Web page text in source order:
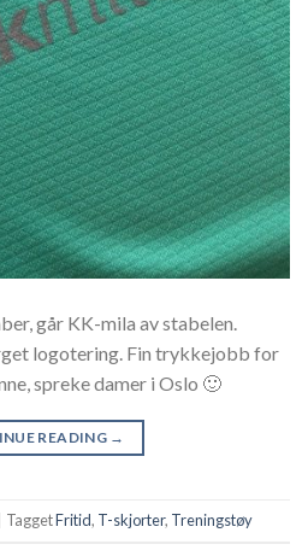
går KK-mila av stabelen.
logotering. Fin trykkejobb for
spreke damer i Oslo 🙂
READING →
TaggetFritid, T-skjorter, Treningstøy